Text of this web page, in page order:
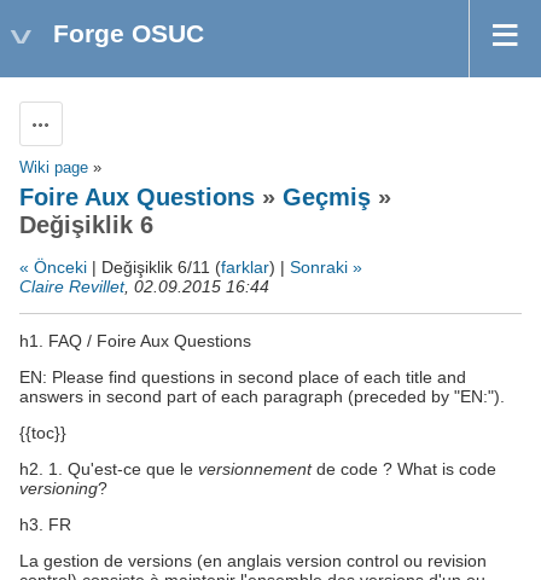
Forge OSUC
Wiki page »
Foire Aux Questions » Geçmiş »
Değişiklik 6
« Önceki | Değişiklik 6/11 (farklar) | Sonraki »
Claire Revillet, 02.09.2015 16:44
h1. FAQ / Foire Aux Questions
EN: Please find questions in second place of each title and
answers in second part of each paragraph (preceded by "EN:").
{{toc}}
h2. 1. Qu'est-ce que le versionnementde code ? What is code
versioning?
h3. FR
La gestion de versions (en anglais version control ou revision